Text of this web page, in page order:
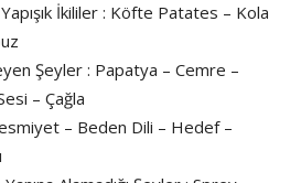
İkililer : Köfte Patates – Kola
Şeyler : Papatya – Cemre –
– Çağla
– Beden Dili – Hedef –